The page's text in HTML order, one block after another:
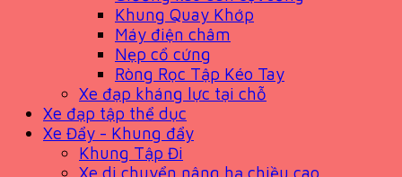
Khung Quay Khớp
Máy điện châm
Nẹp cổ cứng
Ròng Rọc Tập Kéo Tay
Xe đạp kháng lực tại chỗ
Xe đạp tập thể dục
Xe Đẩy - Khung đẩy
Khung Tập Đi
Xe di chuyển nâng hạ chiều cao